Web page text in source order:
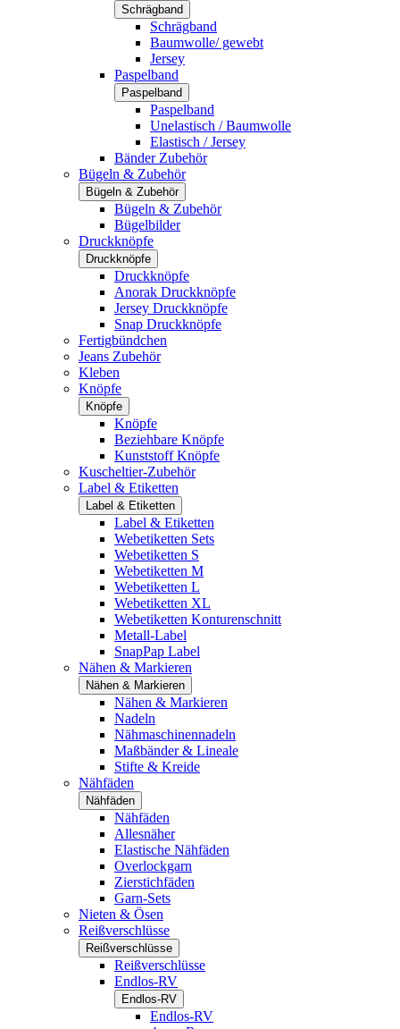
Schrägband
Schrägband
Baumwolle/ gewebt
Jersey
Paspelband
Paspelband
Paspelband
Unelastisch / Baumwolle
Elastisch / Jersey
Bänder Zubehör
Bügeln & Zubehör
Bügeln & Zubehör
Bügeln & Zubehör
Bügelbilder
Druckknöpfe
Druckknöpfe
Druckknöpfe
Anorak Druckknöpfe
Jersey Druckknöpfe
Snap Druckknöpfe
Fertigbündchen
Jeans Zubehör
Kleben
Knöpfe
Knöpfe
Knöpfe
Beziehbare Knöpfe
Kunststoff Knöpfe
Kuscheltier-Zubehör
Label & Etiketten
Label & Etiketten
Label & Etiketten
Webetiketten Sets
Webetiketten S
Webetiketten M
Webetiketten L
Webetiketten XL
Webetiketten Konturenschnitt
Metall-Label
SnapPap Label
Nähen & Markieren
Nähen & Markieren
Nähen & Markieren
Nadeln
Nähmaschinennadeln
Maßbänder & Lineale
Stifte & Kreide
Nähfäden
Nähfäden
Nähfäden
Allesnäher
Elastische Nähfäden
Overlockgarn
Zierstichfäden
Garn-Sets
Nieten & Ösen
Reißverschlüsse
Reißverschlüsse
Reißverschlüsse
Endlos-RV
Endlos-RV
Endlos-RV